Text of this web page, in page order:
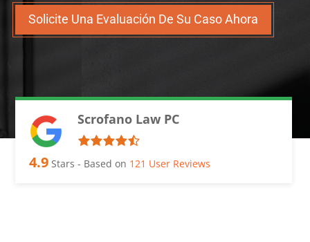
Solicite Una Evaluación De Su Caso Ahora
Scrofano Law PC
4.9 Stars - Based on 121 User Reviews